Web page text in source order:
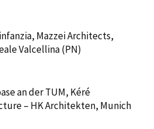
Mazzei Architects,
Valcellina (PN)
an der TUM, Kéré
– HK Architekten, Munich